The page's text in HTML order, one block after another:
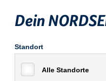
Dein
Standort
Alle Standorte